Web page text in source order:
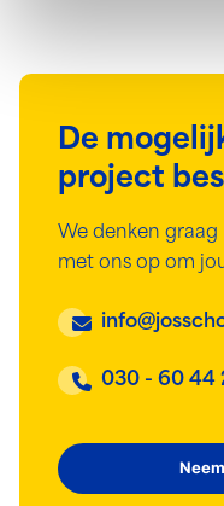
De
project
We denken
met ons op om
030 - 60 44